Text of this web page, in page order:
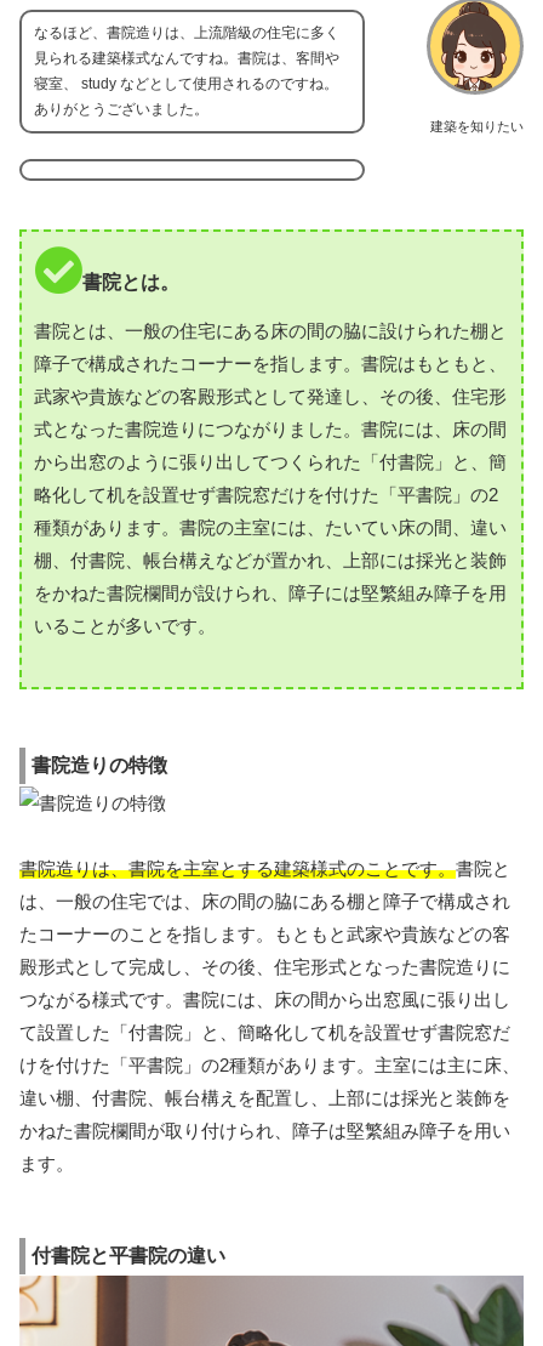
建築を知りたい
なるほど、書院造りは、上流階級の住宅に多く
見られる建築様式なんですね。書院は、客間や
寝室、 study などとして使用されるのですね。
ありがとうございました。
書院とは。
書院とは、一般の住宅にある床の間の脇に設けられた棚と
障子で構成されたコーナーを指します。書院はもともと、
武家や貴族などの客殿形式として発達し、その後、住宅形
式となった書院造りにつながりました。書院には、床の間
から出窓のように張り出してつくられた「付書院」と、簡
略化して机を設置せず書院窓だけを付けた「平書院」の2
種類があります。書院の主室には、たいてい床の間、違い
棚、付書院、帳台構えなどが置かれ、上部には採光と装飾
をかねた書院欄間が設けられ、障子には堅繁組み障子を用
いることが多いです。
書院造りの特徴
書院造りは、書院を主室とする建築様式のことです。書院と
は、一般の住宅では、床の間の脇にある棚と障子で構成され
たコーナーのことを指します。もともと武家や貴族などの客
殿形式として完成し、その後、住宅形式となった書院造りに
つながる様式です。書院には、床の間から出窓風に張り出し
て設置した「付書院」と、簡略化して机を設置せず書院窓だ
けを付けた「平書院」の2種類があります。主室には主に床、
違い棚、付書院、帳台構えを配置し、上部には採光と装飾を
かねた書院欄間が取り付けられ、障子は堅繁組み障子を用い
ます。
付書院と平書院の違い